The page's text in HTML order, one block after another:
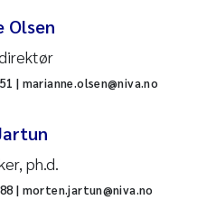
Olsen
| marianne.olsen@niva.no
ph.d.
| morten.jartun@niva.no